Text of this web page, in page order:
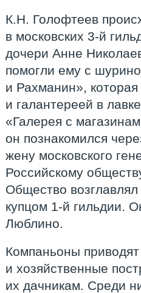
К.Н. Голофтеев
в московских 3-й
дочери Анне
помогли ему с
и Рахманин»,
и галантереей в
«Галерея с
он познакомился
жену московского
Российскому
Общество
купцом 1-й гильдии.
Люблино.
Компаньоны
и хозяйственные
их дачникам. Среди